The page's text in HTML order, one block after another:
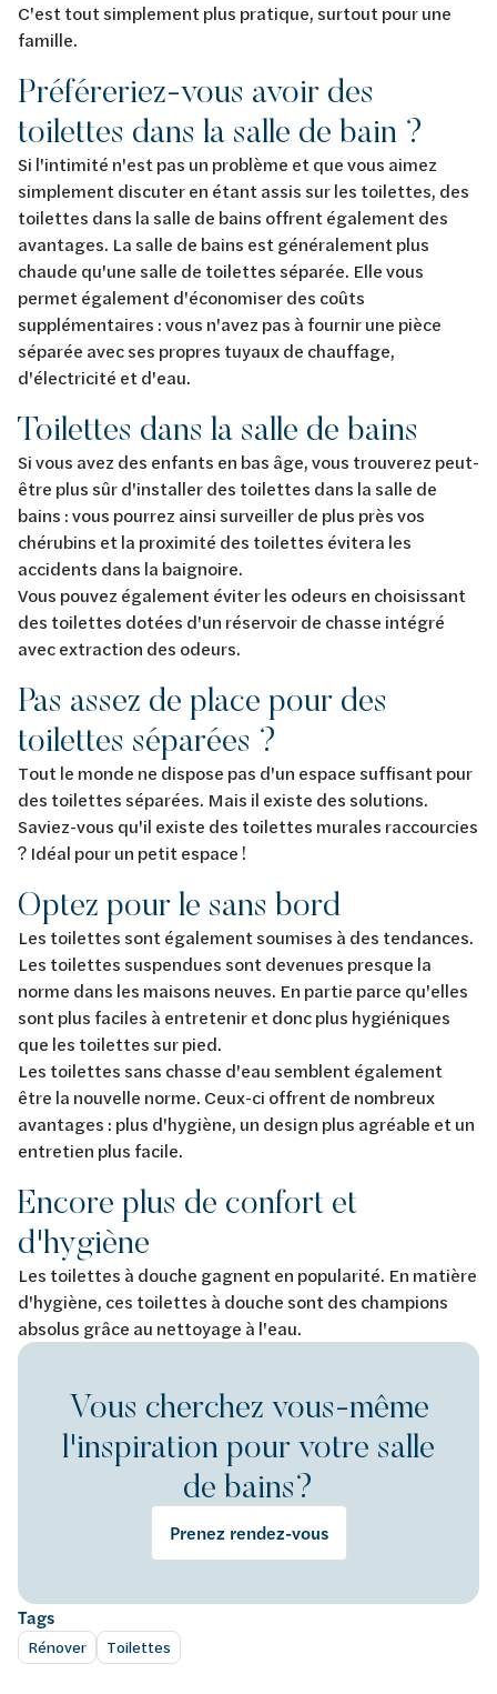
C'est tout simplement plus pratique, surtout pour une
famille.
Préféreriez-vous avoir des
toilettes dans la salle de bain ?
Si l'intimité n'est pas un problème et que vous aimez
simplement discuter en étant assis sur les toilettes, des
toilettes dans la salle de bains offrent également des
avantages. La salle de bains est généralement plus
chaude qu'une salle de toilettes séparée. Elle vous
permet également d'économiser des coûts
supplémentaires : vous n'avez pas à fournir une pièce
séparée avec ses propres tuyaux de chauffage,
d'électricité et d'eau.
Toilettes dans la salle de bains
Si vous avez des enfants en bas âge, vous trouverez peut-
être plus sûr d'installer des toilettes dans la salle de
bains : vous pourrez ainsi surveiller de plus près vos
chérubins et la proximité des toilettes évitera les
accidents dans la baignoire.
Vous pouvez également éviter les odeurs en choisissant
des toilettes dotées d'un réservoir de chasse intégré
avec extraction des odeurs.
Pas assez de place pour des
toilettes séparées ?
Tout le monde ne dispose pas d'un espace suffisant pour
des toilettes séparées. Mais il existe des solutions.
Saviez-vous qu'il existe des toilettes murales raccourcies
? Idéal pour un petit espace !
Optez pour le sans bord
Les toilettes sont également soumises à des tendances.
Les toilettes suspendues sont devenues presque la
norme dans les maisons neuves. En partie parce qu'elles
sont plus faciles à entretenir et donc plus hygiéniques
que les toilettes sur pied.
Les toilettes sans chasse d'eau semblent également
être la nouvelle norme. Ceux-ci offrent de nombreux
avantages : plus d'hygiène, un design plus agréable et un
entretien plus facile.
Encore plus de confort et
d'hygiène
Les toilettes à douche gagnent en popularité. En matière
d'hygiène, ces toilettes à douche sont des champions
absolus grâce au nettoyage à l'eau.
Vous cherchez vous-même
l'inspiration pour votre salle
de bains?
Prenez rendez-vous
Tags
Rénover Toilettes